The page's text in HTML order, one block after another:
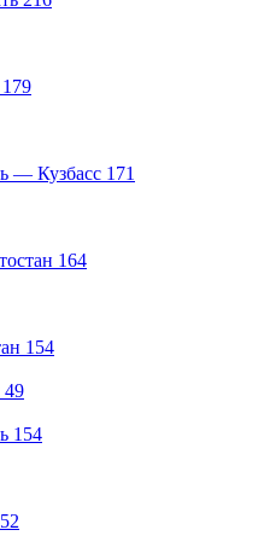
179
— Кузбасс 171
164
154
49
154